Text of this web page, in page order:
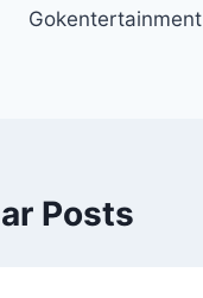
Gokentertainment
Posts